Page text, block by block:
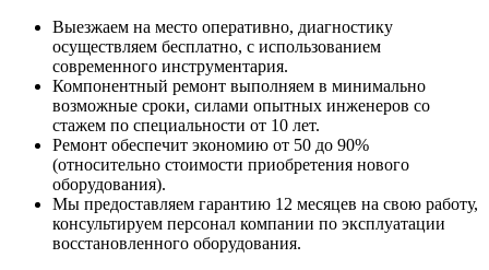
Выезжаем на место оперативно, диагностику
осуществляем бесплатно, с использованием
современного инструментария.
Компонентный ремонт выполняем в минимально
возможные сроки, силами опытных инженеров со
стажем по специальности от 10 лет.
Ремонт обеспечит экономию от 50 до 90%
(относительно стоимости приобретения нового
оборудования).
Мы предоставляем гарантию 12 месяцев на свою работу,
консультируем персонал компании по эксплуатации
восстановленного оборудования.